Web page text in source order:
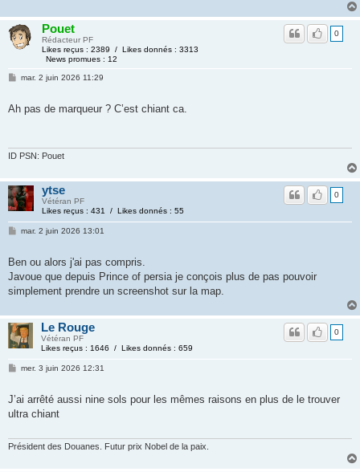
Pouet
Rédacteur PF
Likes reçus : 2389 / Likes donnés : 3313
News promues : 12
0
mar. 2 juin 2026 11:29
Ah pas de marqueur ? C’est chiant ca.
ID PSN: Pouet
ytse
Vétéran PF
Likes reçus : 431 / Likes donnés : 55
0
mar. 2 juin 2026 13:01
Ben ou alors j'ai pas compris.
Javoue que depuis Prince of persia je conçois plus de pas pouvoir
simplement prendre un screenshot sur la map.
Le Rouge
Vétéran PF
Likes reçus : 1646 / Likes donnés : 659
0
mer. 3 juin 2026 12:31
J’ai arrêté aussi nine sols pour les mêmes raisons en plus de le trouver
ultra chiant
Président des Douanes. Futur prix Nobel de la paix.